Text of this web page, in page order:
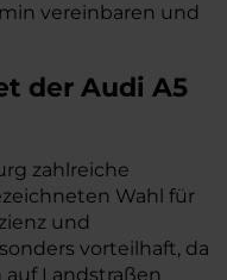
vereinbaren und
der Audi A5
zahlreiche
Wahl für
und
vorteilhaft, da
auf Landstraßen